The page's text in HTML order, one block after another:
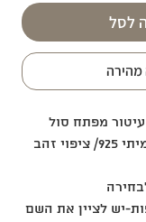
לסל
מהירה
מפתח סול
ניתן להזמין בכסף אמיתי 925/ ציפוי זהב
יש לציין את השם